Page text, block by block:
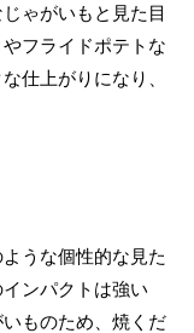
ゃがいもと見た目
フライドポテトな
仕上がりになり、
うな個性的な見た
ンパクトは強い
ものため、焼くだ